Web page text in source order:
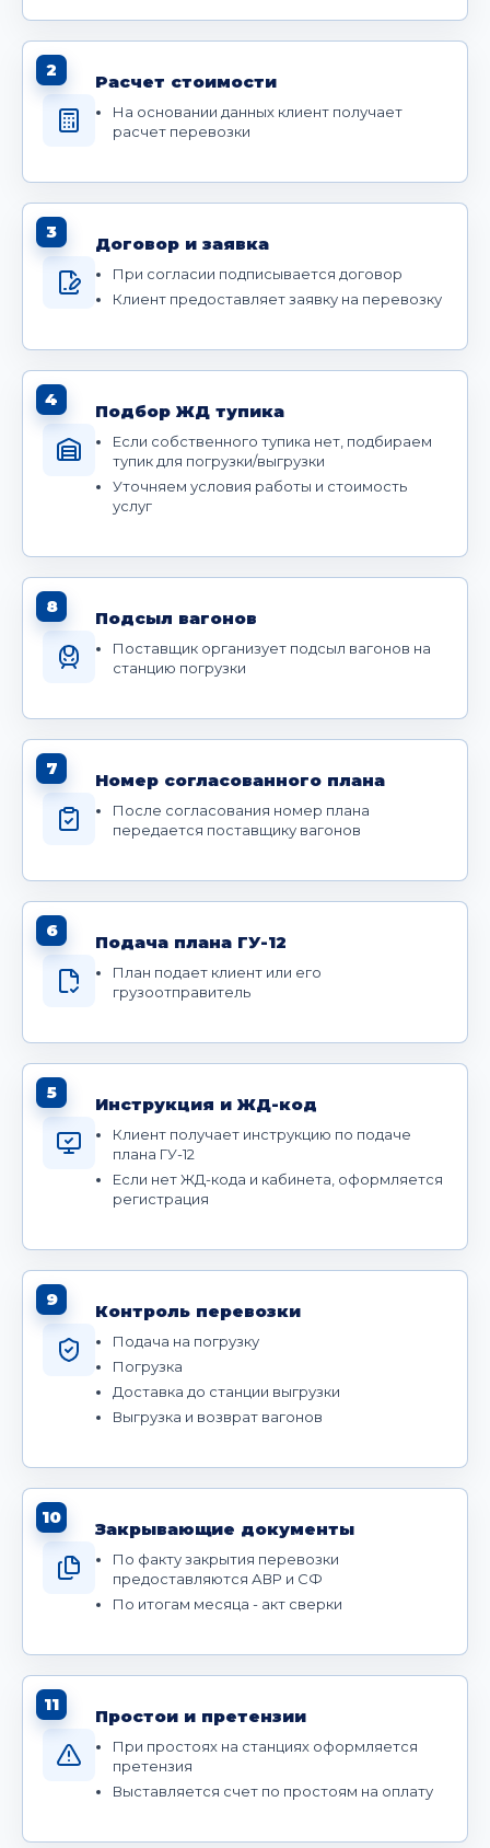
2
Расчет стоимости
На основании данных клиент получает
расчет перевозки
3
Договор и заявка
При согласии подписывается договор
Клиент предоставляет заявку на перевозку
4
Подбор ЖД тупика
Если собственного тупика нет, подбираем
тупик для погрузки/выгрузки
Уточняем условия работы и стоимость
услуг
8
Подсыл вагонов
Поставщик организует подсыл вагонов на
станцию погрузки
7
Номер согласованного плана
После согласования номер плана
передается поставщику вагонов
6
Подача плана ГУ-12
План подает клиент или его
грузоотправитель
5
Инструкция и ЖД-код
Клиент получает инструкцию по подаче
плана ГУ-12
Если нет ЖД-кода и кабинета, оформляется
регистрация
9
Контроль перевозки
Подача на погрузку
Погрузка
Доставка до станции выгрузки
Выгрузка и возврат вагонов
10
Закрывающие документы
По факту закрытия перевозки
предоставляются АВР и СФ
По итогам месяца - акт сверки
11
Простои и претензии
При простоях на станциях оформляется
претензия
Выставляется счет по простоям на оплату